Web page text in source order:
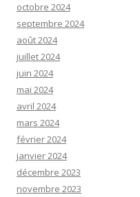
octobre 2024
septembre 2024
août 2024
juillet 2024
juin 2024
mai 2024
avril 2024
mars 2024
février 2024
janvier 2024
décembre 2023
novembre 2023